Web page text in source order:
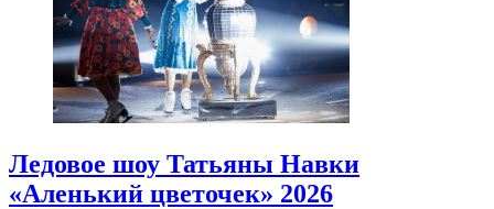
Ледовое шоу Татьяны Навки
«Аленький цветочек» 2026